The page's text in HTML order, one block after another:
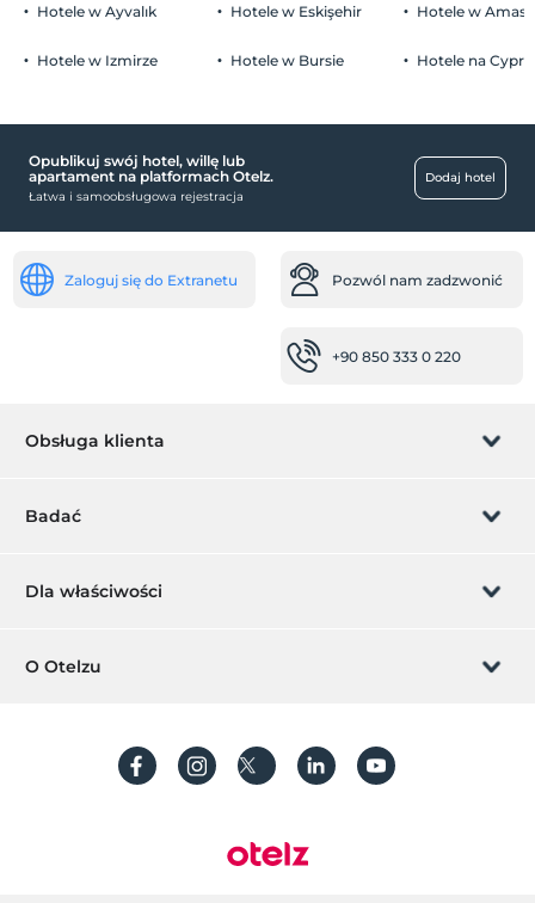
Łatwy dojazd do szpitala (15 minut)
jedzenie i napoje
ogrzewanie
Pokoje
pokoje dla VIP-ów
Usługi recepcji
Przechowalnia bagażu
Niemowlęta do wieku do 2 są bezpłatne.
Hotele w Ayvalık
Hotele w Izmirze
Hotele w Eskişehir
Hotele w Bursie
Hotele w
Hotele na
Opublikuj swój hotel, willę lub
apartament na platformach Otelz.
Łatwa i samoobsługowa rejestracja
Dodaj hotel
Zaloguj się do Extranetu Pozwól nam zadzwonić
+90 850 333 0 220
Obsługa klienta
Zarządzanie rezerwacją
Często Zadawane Pytania
Badać
Karta podarunkowa
Utwórz konto
Dla właściwości
Dodaj swój hotel
O Otelzu